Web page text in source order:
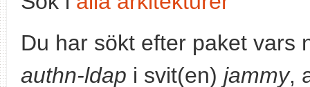
Du har sökt efter paket vars
authn-ldap i svit(en) jammy,